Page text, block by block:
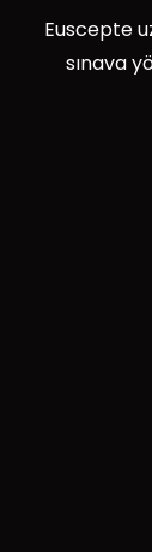
Euscepte
sınava